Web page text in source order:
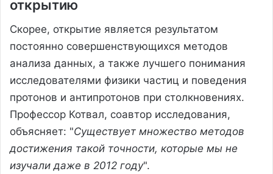
открытию
Скорее, открытие является результатом
постоянно совершенствующихся методов
анализа данных, а также лучшего понимания
исследователями физики частиц и поведения
протонов и антипротонов при столкновениях.
Профессор Котвал, соавтор исследования,
объясняет: "Существует множество методов
достижения такой точности, которые мы не
изучали даже в 2012 году".